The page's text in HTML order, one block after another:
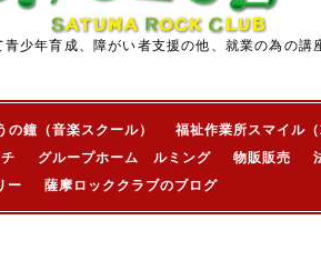
少年育成、障がい者支援の他、就業の為の講
の鐘（音楽スクール） 福祉作業所スマイル
グループホーム ルミング 物販販売
ー
薩摩ロッククラブのブログ